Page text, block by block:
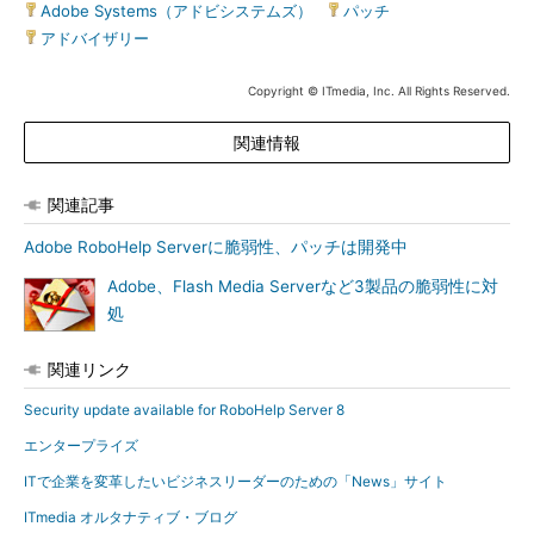
Adobe Systems（アドビシステムズ） パッチ
アドバイザリー
Copyright © ITmedia, Inc. All Rights Reserved.
関連情報
関連記事
Adobe RoboHelp Serverに脆弱性、パッチは開発中
Adobe、Flash Media Serverなど3製品の脆弱性に対
処
関連リンク
Security update available for RoboHelp Server 8
エンタープライズ
ITで企業を変革したいビジネスリーダーのための「News」サイト
ITmedia オルタナティブ・ブログ